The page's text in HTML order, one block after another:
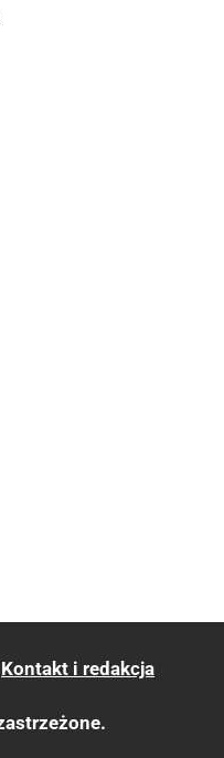
Kontakt i redakcja